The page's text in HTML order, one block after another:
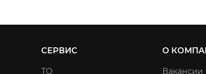
СЕРВИС
ТО
О
Вакансии